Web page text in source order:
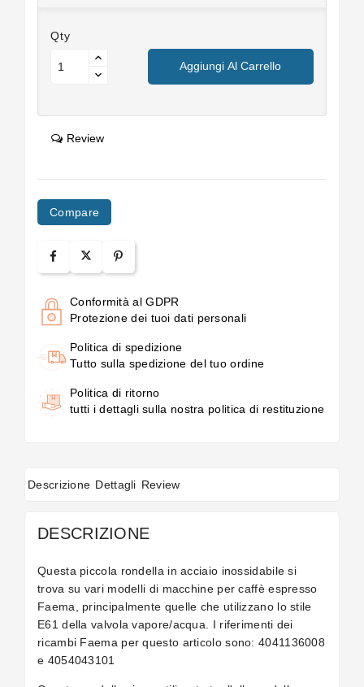
Qty
Aggiungi Al Carrello
Review
Compare
Conformità al GDPR
Protezione dei tuoi dati personali
Politica di spedizione
Tutto sulla spedizione del tuo ordine
Politica di ritorno
tutti i dettagli sulla nostra politica di restituzione
Descrizione Dettagli Review
DESCRIZIONE
Questa piccola rondella in acciaio inossidabile si
trova su vari modelli di macchine per caffè espresso
Faema, principalmente quelle che utilizzano lo stile
E61 della valvola vapore/acqua. I riferimenti dei
ricambi Faema per questo articolo sono: 4041136008
e 4054043101